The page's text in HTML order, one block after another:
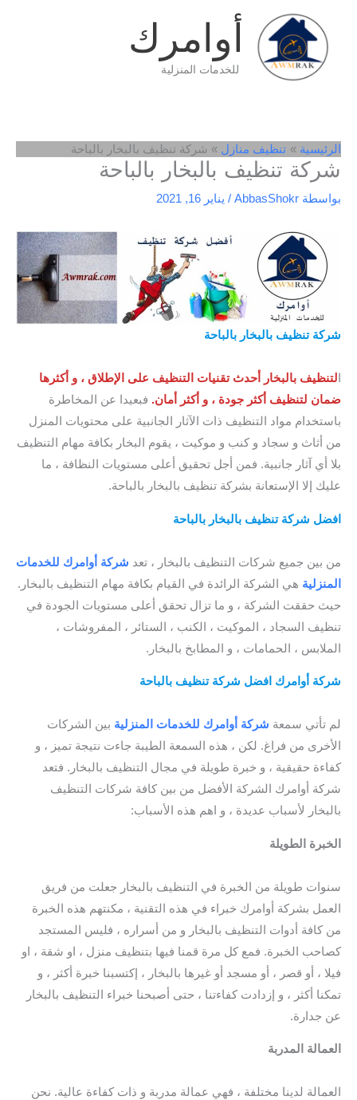
المحتوى
أوامرك
للخدمات المنزلية
الرئيسية تنظيف منازل شركة تنظيف بالبخار بالباحة
شركة تنظيف بالبخار بالباحة
بواسطة AbbasShokr
/ يناير 16, 2021
شركة تنظيف بالبخار بالباحة
لتنظيف بالبخار أحدث تقنيات التنظيف على الإطلاق ، و أكثرها
ضمان لتنظيف أكثر جودة ، و أكثر أمان. فبعيدا عن المخاطرة
باستخدام مواد التنظيف ذات الآثار الجانبية على محتويات المنزل
من أثاث و سجاد و كنب و موكيت ، يقوم البخار بكافة مهام التنظيف
بلا أي آثار جانبية. فمن أجل تحقيق أعلى مستويات النظافة ، ما
عليك إلا الإستعانة بشركة تنظيف بالبخار بالباحة.
افضل شركة تنظيف بالبخار بالباحة
من بين جميع شركات التنظيف بالبخار ، تعد شركة أوامرك للخدمات
المنزلية هي الشركة الرائدة في القيام بكافة مهام التنظيف بالبخار.
حيث حققت الشركة ، و ما تزال تحقق أعلى مستويات الجودة في
تنظيف السجاد ، الموكيت ، الكنب ، الستائر ، المفروشات ،
الملابس ، الحمامات ، و المطابخ بالبخار.
شركة أوامرك افضل شركة تنظيف بالباحة
لم تأتي سمعة شركة أوامرك للخدمات المنزلية بين الشركات
الأخرى من فراغ. لكن ، هذه السمعة الطيبة جاءت نتيجة تميز ، و
كفاءة حقيقية ، و خبرة طويلة في مجال التنظيف بالبخار. فتعد
شركة أوامرك الشركة الأفضل من بين كافة شركات التنظيف
بالبخار لأسباب عديدة ، و اهم هذه الأسباب:
الخبرة الطويلة
سنوات طويلة من الخبرة في التنظيف بالبخار جعلت من فريق
العمل بشركة أوامرك خبراء في هذه التقنية ، مكنتهم هذه الخبرة
من كافة أدوات التنظيف بالبخار و من أسراره ، فليس المستجد
كصاحب الخبرة. فمع كل مرة قمنا فيها بتنظيف منزل ، او شقة ، او
فيلا ، أو قصر ، أو مسجد أو غيرها بالبخار ، إكتسبنا خبرة أكثر ، و
تمكنا أكثر ، و إزدادت كفاءتنا ، حتى أصبحنا خبراء التنظيف بالبخار
عن جدارة.
العمالة المدربة
العمالة لدينا مختلفة ، فهي عمالة مدربة و ذات كفاءة عالية. نحن